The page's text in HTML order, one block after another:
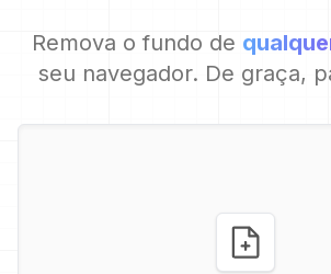
Remova o fundo de
seu navegador. De graça,